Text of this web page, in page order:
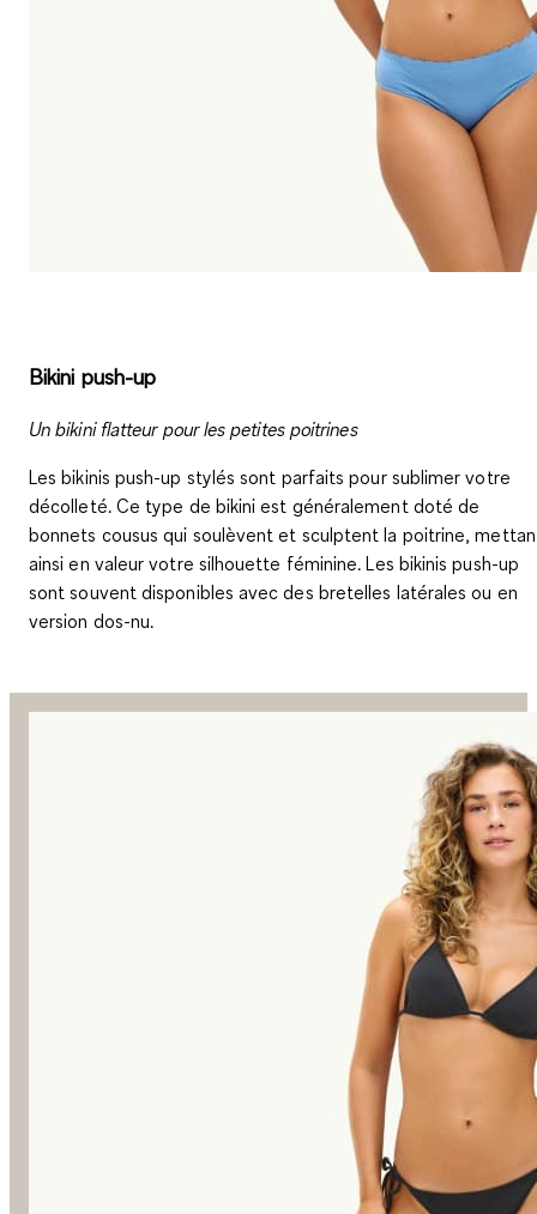
Bikini push-up
Un bikini flatteur pour les petites poitrines
Les bikinis push-up stylés sont parfaits pour sublimer votre
décolleté. Ce type de bikini est généralement doté de
bonnets cousus qui soulèvent et sculptent la poitrine,
ainsi en valeur votre silhouette féminine. Les bikinis push-up
sont souvent disponibles avec des bretelles latérales ou en
version dos-nu.